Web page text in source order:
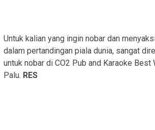
Untuk kalian yang ingin nobar dan
dalam pertandingan piala dunia, sangat
untuk nobar di CO2 Pub and Karaoke
Palu. RES